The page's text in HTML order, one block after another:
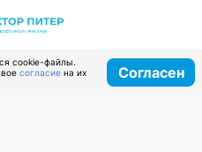
cookie-файлы.
согласие на их
Согласен